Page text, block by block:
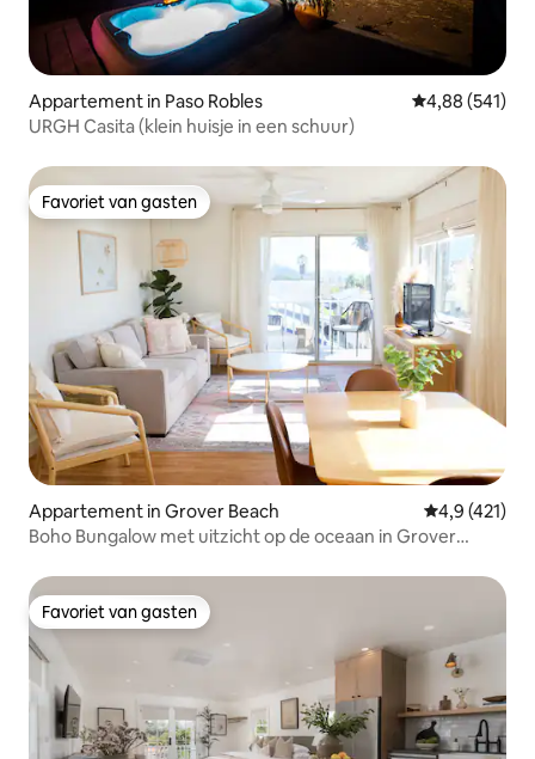
Appartement in Paso Robles Gemiddelde
4,88 (541)
URGH Casita (klein huisje in een schuur)
Favoriet van gasten
Favoriet van gasten
Appartement in Grover Beach Gemiddelde
4,9 (421)
Boho Bungalow met uitzicht op de oceaan in Grover
Favoriet van gasten
Favoriet van gasten